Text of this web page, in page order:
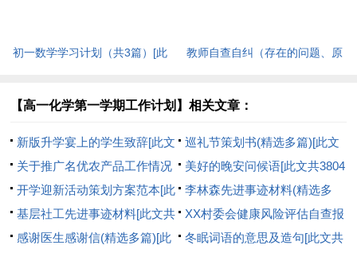
初一数学学习计划（共3篇）[此
教师自查自纠（存在的问题、原
【高一化学第一学期工作计划】相关文章：
新版升学宴上的学生致辞[此文
共1689字]
巡礼节策划书(精选多篇)[此文
共5340字]
关于推广名优农产品工作情况
的汇报[此文共2645字]
美好的晚安问候语[此文共3804
字]
开学迎新活动策划方案范本[此
文共7053字]
李林森先进事迹材料(精选多
篇)[此文共18080字]
基层社工先进事迹材料[此文共
321字]
XX村委会健康风险评估自查报
告[此文共1289字]
感谢医生感谢信(精选多篇)[此 冬眠词语的意思及造句[此文共